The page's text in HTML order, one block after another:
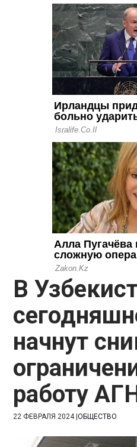
В
начнут
работу
22 ФЕВРАЛЯ 2024|ОБЩЕСТВО